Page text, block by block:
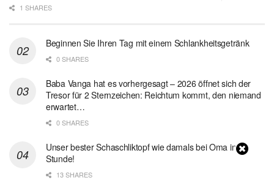
1 SHARES
Beginnen Sie Ihren Tag mit einem Schlankheitsgetränk
0 SHARES
Baba Vanga hat es vorhergesagt – 2026 öffnet sich der
Tresor für 2 Sternzeichen: Reichtum kommt, den niemand
erwartet…
0 SHARES
Unser bester Schaschliktopf wie damals bei Oma in 1
Stunde!
13 SHARES